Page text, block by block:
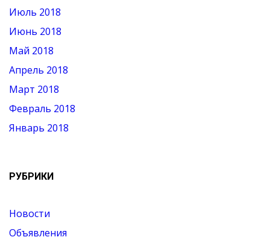
Июль 2018
Июнь 2018
Май 2018
Апрель 2018
Март 2018
Февраль 2018
Январь 2018
РУБРИКИ
Новости
Объявления